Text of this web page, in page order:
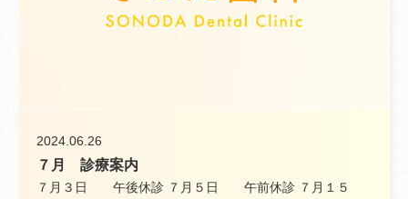
2024.06.26
７月 診療案内
７月３日 午後休診 ７月５日 午前休診 ７月１５